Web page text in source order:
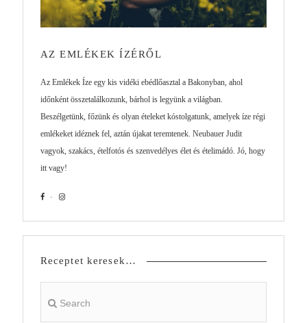
AZ EMLÉKEK ÍZÉRŐL
Az Emlékek Íze egy kis vidéki ebédlőasztal a Bakonyban, ahol
időnként összetalálkozunk, bárhol is legyünk a világban.
Beszélgetünk, főzünk és olyan ételeket kóstolgatunk, amelyek íze régi
emlékeket idéznek fel, aztán újakat teremtenek. Neubauer Judit
vagyok, szakács, ételfotós és szenvedélyes élet és ételimádó. Jó, hogy
itt vagy!
Receptet keresek…